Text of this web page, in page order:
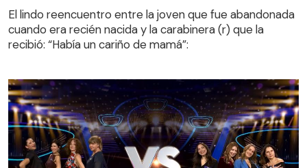
cuando era recién nacida y la carabinera (r) que la
recibió: “Había un cariño de mamá”:
El lindo reencuentro entre la joven que fue abandonada
cuando era recién nacida y la carabinera (r) que la
recibió: “Había un cariño de mamá”: